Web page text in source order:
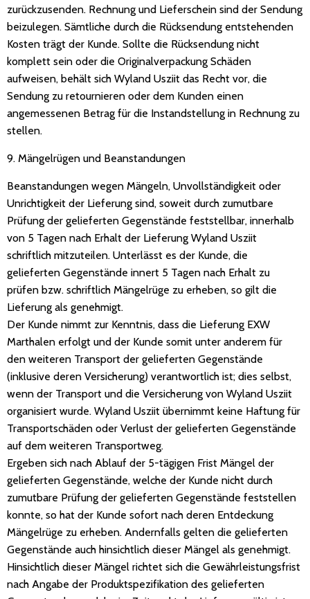
zurückzusenden. Rechnung und Lieferschein sind der Sendung
beizulegen. Sämtliche durch die Rücksendung entstehenden
Kosten trägt der Kunde. Sollte die Rücksendung nicht
komplett sein oder die Originalverpackung Schäden
aufweisen, behält sich Wyland Usziit das Recht vor, die
Sendung zu retournieren oder dem Kunden einen
angemessenen Betrag für die Instandstellung in Rechnung zu
stellen.
9. Mängelrügen und Beanstandungen
Beanstandungen wegen Mängeln, Unvollständigkeit oder
Unrichtigkeit der Lieferung sind, soweit durch zumutbare
Prüfung der gelieferten Gegenstände feststellbar, innerhalb
von 5 Tagen nach Erhalt der Lieferung Wyland Usziit
schriftlich mitzuteilen. Unterlässt es der Kunde, die
gelieferten Gegenstände innert 5 Tagen nach Erhalt zu
prüfen bzw. schriftlich Mängelrüge zu erheben, so gilt die
Lieferung als genehmigt.
Der Kunde nimmt zur Kenntnis, dass die Lieferung EXW
Marthalen erfolgt und der Kunde somit unter anderem für
den weiteren Transport der gelieferten Gegenstände
(inklusive deren Versicherung) verantwortlich ist; dies selbst,
wenn der Transport und die Versicherung von Wyland Usziit
organisiert wurde. Wyland Usziit übernimmt keine Haftung für
Transportschäden oder Verlust der gelieferten Gegenstände
auf dem weiteren Transportweg.
Ergeben sich nach Ablauf der 5-tägigen Frist Mängel der
gelieferten Gegenstände, welche der Kunde nicht durch
zumutbare Prüfung der gelieferten Gegenstände feststellen
konnte, so hat der Kunde sofort nach deren Entdeckung
Mängelrüge zu erheben. Andernfalls gelten die gelieferten
Gegenstände auch hinsichtlich dieser Mängel als genehmigt.
Hinsichtlich dieser Mängel richtet sich die Gewährleistungsfrist
nach Angabe der Produktspezifikation des gelieferten